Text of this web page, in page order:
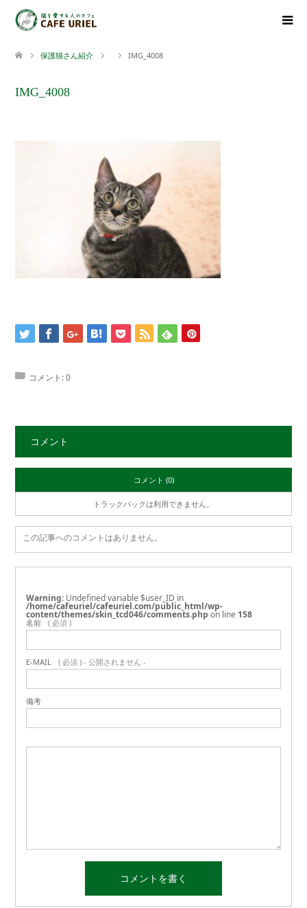
保護猫さん紹介 IMG_4008
IMG_4008
コメント:0
コメント
コメント (0)
トラックバックは利用できません。
この記事へのコメントはありません。
Warning : Undefined variable $user_ID in
/home/cafeuriel/cafeuriel.com/public_html/wp-
content/themes/skin_tcd046/comments.php on line 158
名前 ( 必須 )
E-MAIL ( 必須 ) - 公開されません -
備考